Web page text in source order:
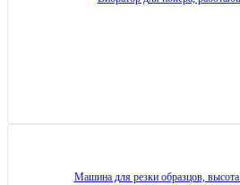
Машина для резки образцов,